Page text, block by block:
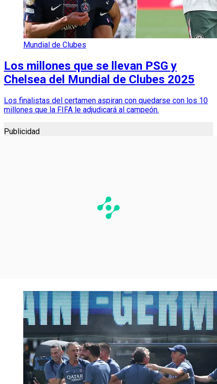
Mundial de Clubes
Los millones que se llevan PSG y
Chelsea del Mundial de Clubes 2025
Los finalistas del certamen aspiran con quedarse con los 10
millones que la FIFA le adjudicará al campeón.
Publicidad